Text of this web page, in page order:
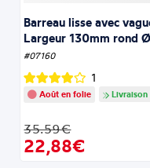
Barreau lisse avec
Largeur 130mm rond
#07160
1
Août en folie Livraison
35.59€
22,88€